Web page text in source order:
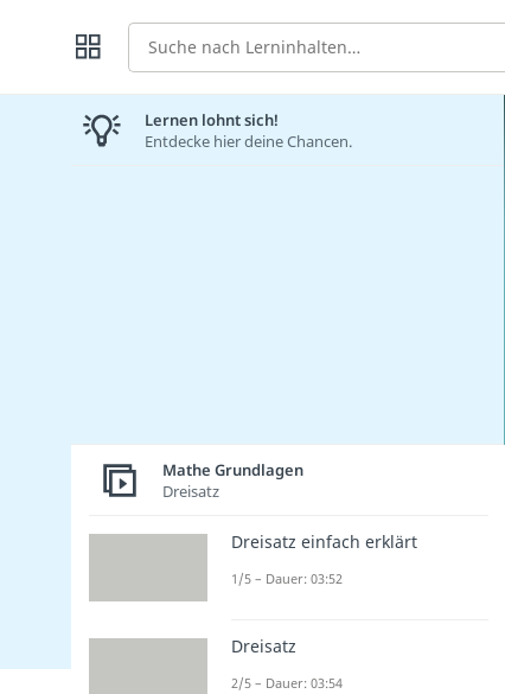
Suche
Lernen lohnt sich!
Entdecke hier deine Chancen.
Mathe Grundlagen
Dreisatz
Dreisatz einfach erklärt
1/5 – Dauer: 03:52
Dreisatz
2/5 – Dauer: 03:54